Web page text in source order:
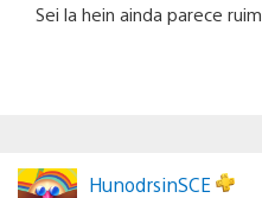
Sei la hein ainda parece ruim
HunodrsinSCE